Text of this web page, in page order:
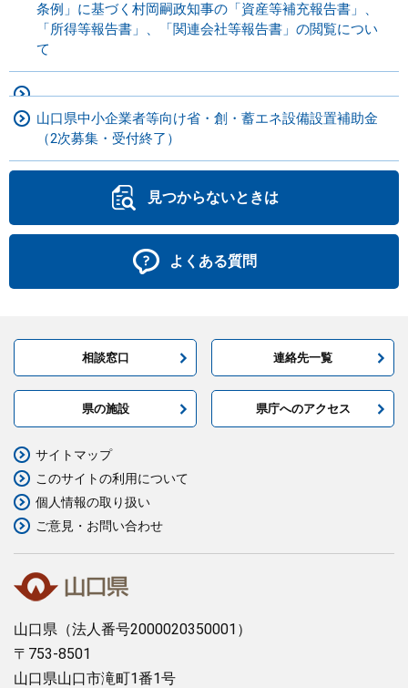
条例」に基づく村岡嗣政知事の「資産等補充報告書」、
「所得等報告書」、「関連会社等報告書」の閲覧につい
て
山口県中小企業者等向け省・創・蓄エネ設備設置補助金
（2次募集・受付終了）
見つからないときは
よくある質問
相談窓口 連絡先一覧
県の施設 県庁へのアクセス
山口県 （法人番号2000020350001）
〒753-8501
山口県山口市滝町1番1号
サイトマップ
このサイトの利用について
個人情報の取り扱い
ご意見・お問い合わせ